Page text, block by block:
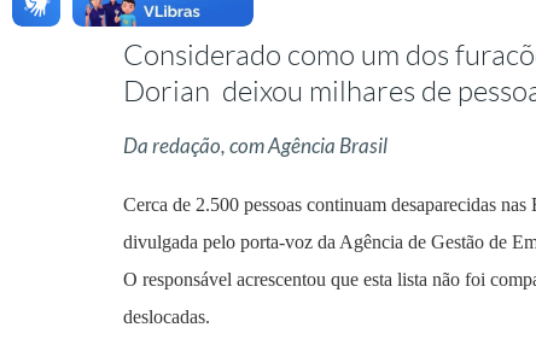
Considerado como um dos
Dorian deixou milhares de
Da redação, com Agência Brasil
Cerca de 2.500 pessoas continuam desaparecidas
divulgada pelo porta-voz da Agência de Gestão de
O responsável acrescentou que esta lista não foi
deslocadas.